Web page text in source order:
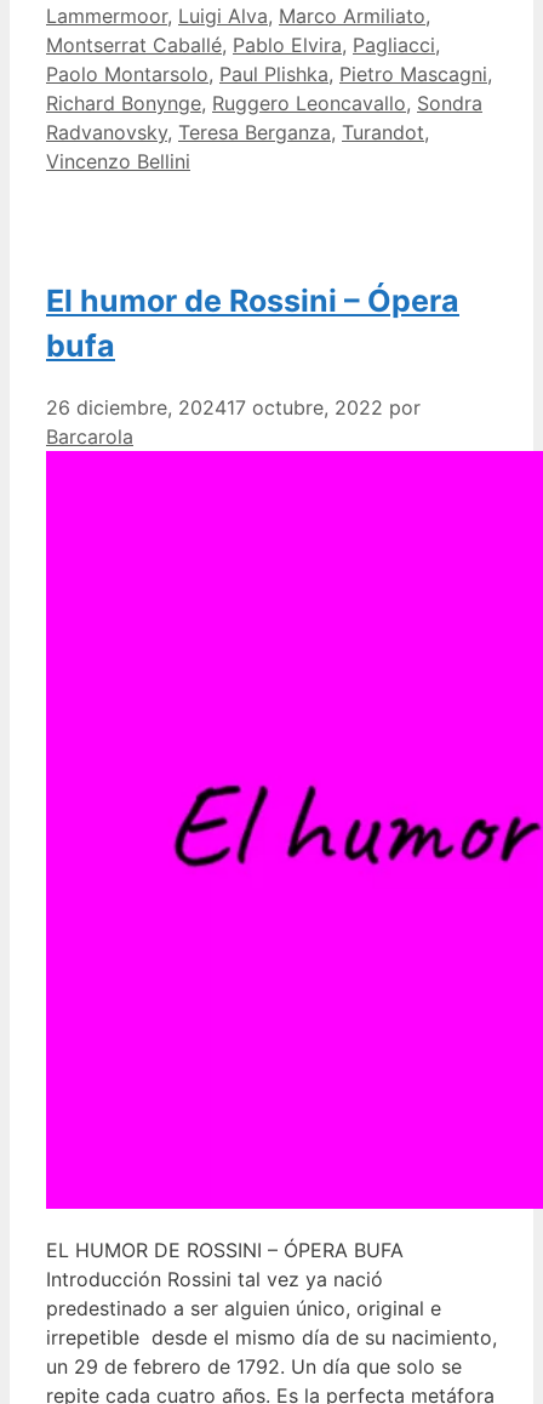
Lammermoor, Luigi Alva, Marco Armiliato,
Montserrat Caballé, Pablo Elvira, Pagliacci,
Paolo Montarsolo, Paul Plishka, Pietro Mascagni,
Richard Bonynge, Ruggero Leoncavallo, Sondra
Radvanovsky, Teresa Berganza, Turandot,
Vincenzo Bellini
El humor de Rossini – Ópera
bufa
26 diciembre, 202417 octubre, 2022 por
Barcarola
EL HUMOR DE ROSSINI – ÓPERA BUFA
Introducción Rossini tal vez ya nació
predestinado a ser alguien único, original e
irrepetible desde el mismo día de su nacimiento,
un 29 de febrero de 1792. Un día que solo se
repite cada cuatro años. Es la perfecta metáfora